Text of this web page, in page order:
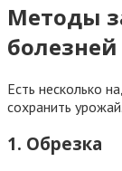
Методы
болезней
Есть несколько
сохранить урожай.
1. Обрезка